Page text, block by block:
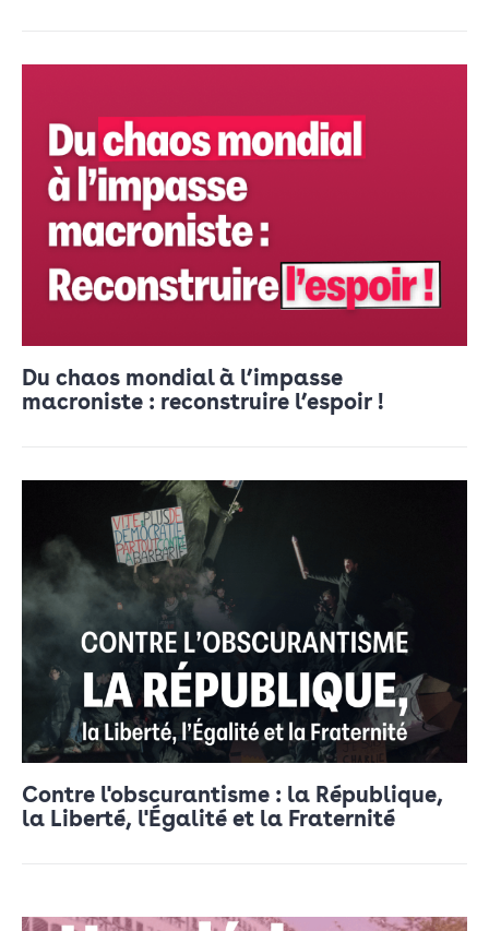
Du chaos mondial à l’impasse
macroniste : reconstruire l’espoir !
Contre l'obscurantisme : la République,
la Liberté, l'Égalité et la Fraternité